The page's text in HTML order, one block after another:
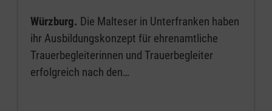
Würzburg. Die Malteser in Unterfranken haben
ihr Ausbildungskonzept für ehrenamtliche
Trauerbegleiterinnen und Trauerbegleiter
erfolgreich nach den…